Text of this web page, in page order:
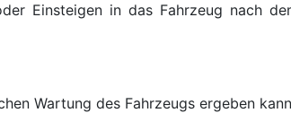
Einsteigen in das Fahrzeug nach
Wartung des Fahrzeugs ergeben